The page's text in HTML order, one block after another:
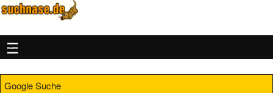
MENU
Google Suche